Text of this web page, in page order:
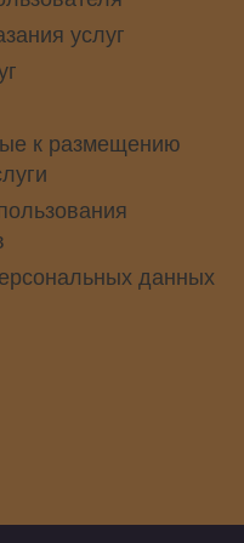
услуг
к размещению
данных